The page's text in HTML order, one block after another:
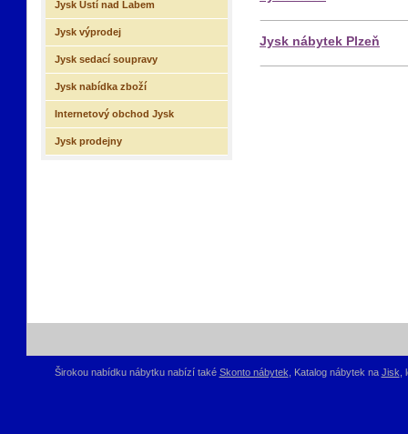
Jysk nábytek Plzeň
Jysk Ústí nad Labem
Jysk výprodej
Jysk sedací soupravy
Jysk nabídka zboží
Internetový obchod Jysk
Jysk prodejny
Širokou nabídku nábytku nabízí také Skonto nábytek , Katalog nábytek na Jisk